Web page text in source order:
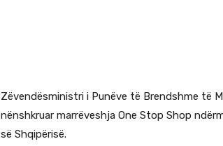
Zëvendësministri i Punëve të Brendshme të
nënshkruar marrëveshja One Stop Shop
së Shqipërisë.